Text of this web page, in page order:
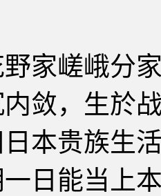
嵯峨分家
敛，生於
本贵族生
日能当上